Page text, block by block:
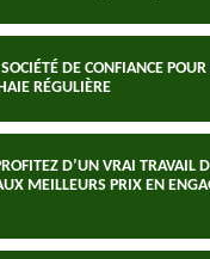
DE CONFIANCE POUR
RÉGULIÈRE
D’UN VRAI TRAVAIL
MEILLEURS PRIX EN